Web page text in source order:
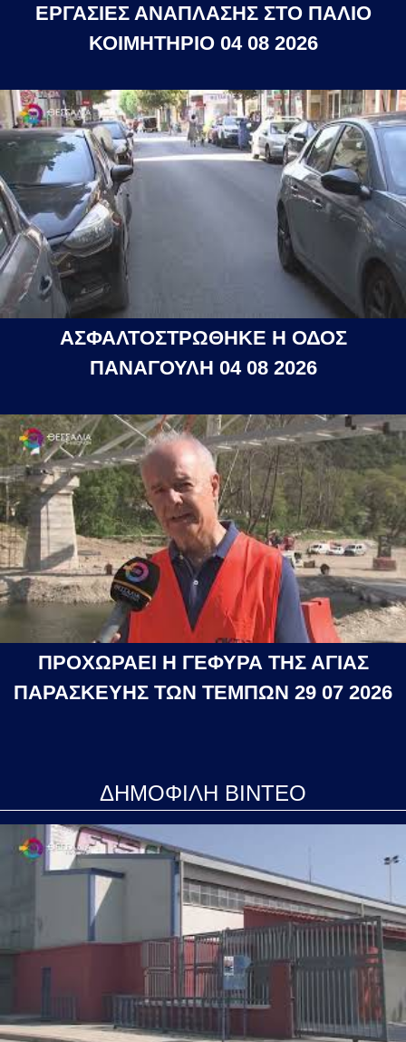
ΕΡΓΑΣΙΕΣ ΑΝΑΠΛΑΣΗΣ ΣΤΟ ΠΑΛΙΟ
ΚΟΙΜΗΤΗΡΙΟ 04 08 2026
ΑΣΦΑΛΤΟΣΤΡΩΘΗΚΕ Η ΟΔΟΣ
ΠΑΝΑΓΟΥΛΗ 04 08 2026
ΠΡΟΧΩΡΑΕΙ Η ΓΕΦΥΡΑ ΤΗΣ ΑΓΙΑΣ
ΠΑΡΑΣΚΕΥΗΣ ΤΩΝ ΤΕΜΠΩΝ 29 07 2026
ΔΗΜΟΦΙΛΗ ΒΙΝΤΕΟ